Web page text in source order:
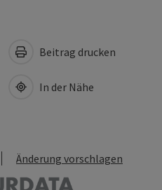
Beitrag drucken
In der Nähe
Änderung vorschlagen